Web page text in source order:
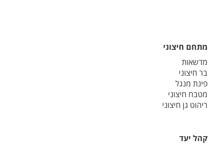
מתחם חיצוני
מדשאות
בר חיצוני
פינת מנגל
מטבח חיצוני
ריהוט גן חיצוני
קהל יעד